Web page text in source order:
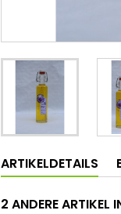
ARTIKELDETAILS
2 ANDERE ARTIKEL